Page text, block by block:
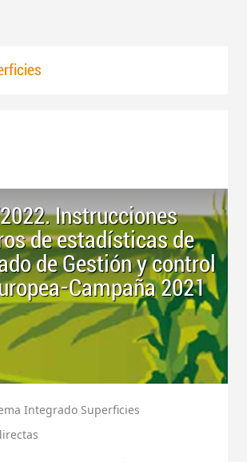
Instrucciones
de estadísticas de
de Gestión y control
Campaña 2021
Integrado Superficies